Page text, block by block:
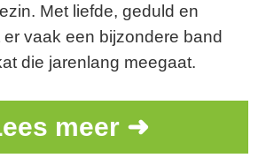
Met liefde, geduld en
vaak een bijzondere band
die jarenlang meegaat.
meer ➜